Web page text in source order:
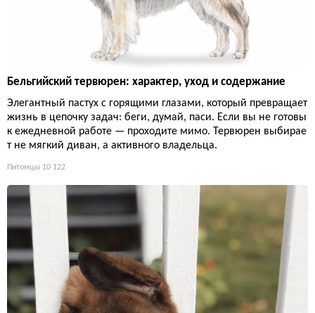
Бельгийский тервюрен: характер, уход и содержание
Элегантный пастух с горящими глазами, который превращает
жизнь в цепочку задач: беги, думай, паси. Если вы не готовы
к ежедневной работе — проходите мимо. Тервюрен выбирае
т не мягкий диван, а активного владельца.
Питомцы 10 122